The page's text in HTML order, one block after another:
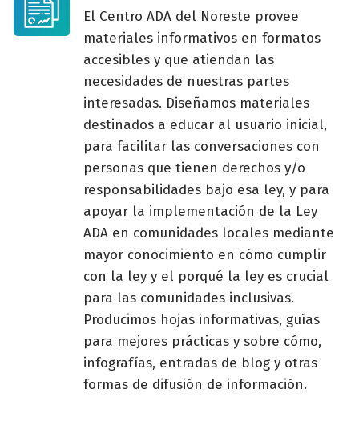
El Centro ADA del Noreste provee
materiales informativos en formatos
accesibles y que atiendan las
necesidades de nuestras partes
interesadas. Diseñamos materiales
destinados a educar al usuario inicial,
para facilitar las conversaciones con
personas que tienen derechos y/o
responsabilidades bajo esa ley, y para
apoyar la implementación de la Ley
ADA en comunidades locales mediante
mayor conocimiento en cómo cumplir
con la ley y el porqué la ley es crucial
para las comunidades inclusivas.
Producimos hojas informativas, guías
para mejores prácticas y sobre cómo,
infografías, entradas de blog y otras
formas de difusión de información.